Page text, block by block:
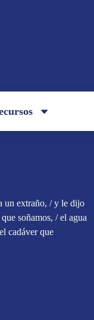
un extraño, / y le dijo
soñamos, / el agua
cadáver que